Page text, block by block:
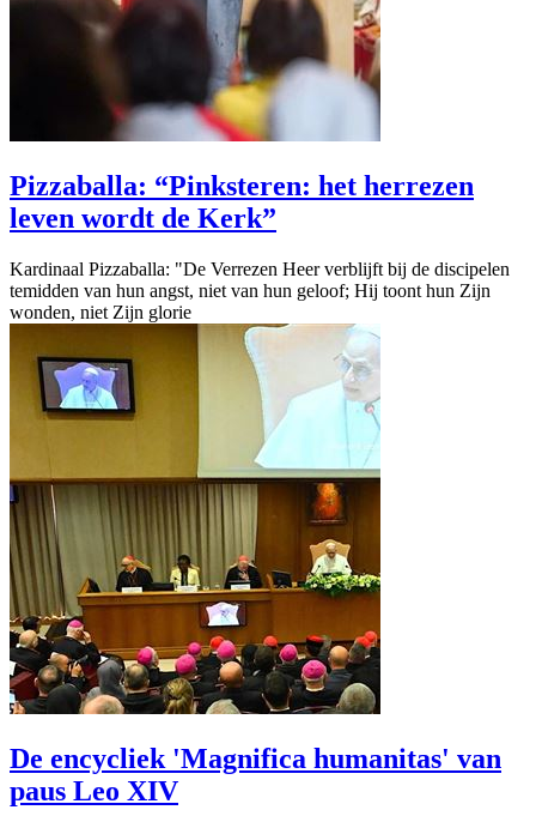
Pizzaballa: “Pinksteren: het herrezen
leven wordt de Kerk”
Kardinaal Pizzaballa: "De Verrezen Heer verblijft bij de discipelen
temidden van hun angst, niet van hun geloof; Hij toont hun Zijn
wonden, niet Zijn glorie
De encycliek 'Magnifica humanitas' van
paus Leo XIV